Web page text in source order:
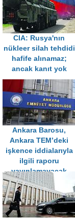
CIA: Rusya'nın
nükleer silah tehdidi
hafife alınamaz;
ancak kanıt yok
Ankara Barosu,
Ankara TEM’deki
işkence iddialarıyla
ilgili raporu
yayınlamayacak